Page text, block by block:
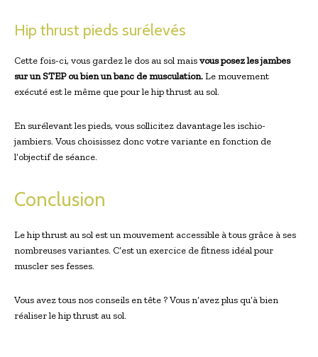
Hip thrust pieds surélevés
Cette fois-ci, vous gardez le dos au sol maisvous posez les jambes
sur un STEP ou bien un banc de musculation.Le mouvement
exécuté est le même que pour le hip thrust au sol.
En surélevant les pieds, vous sollicitez davantage les ischio-
jambiers. Vous choisissez donc votre variante en fonction de
l’objectif de séance.
Conclusion
Le hip thrust au sol est un mouvement accessible à tous grâce à ses
nombreuses variantes. C’est un exercice de fitness idéal pour
muscler ses fesses.
Vous avez tous nos conseils en tête ? Vous n’avez plus qu’à bien
réaliser le hip thrust au sol.